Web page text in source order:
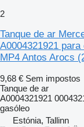
2
Tanque de ar
A0004321921
MP4 Antos Arocs
9,68 € Sem impostos
Tanque de ar
A0004321921
gasóleo
Estónia, Tallinn